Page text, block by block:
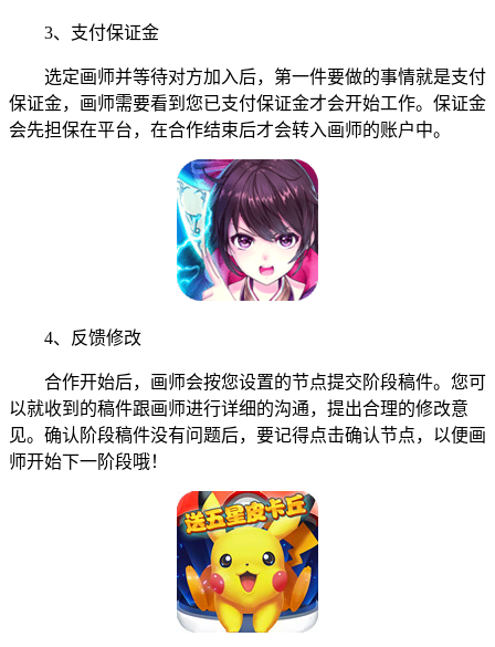
3、支付保证金
选定画师并等待对方加入后，第一件要做的事情就是支付
保证金，画师需要看到您已支付保证金才会开始工作。保证金
会先担保在平台，在合作结束后才会转入画师的账户中。
4、反馈修改
合作开始后，画师会按您设置的节点提交阶段稿件。您可
以就收到的稿件跟画师进行详细的沟通，提出合理的修改意
见。确认阶段稿件没有问题后，要记得点击确认节点，以便画
师开始下一阶段哦！